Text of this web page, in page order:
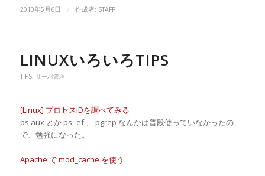
2010年5月6日 / 作成者: STAFF
LINUXいろいろTIPS
TIPS, サーバ管理
[Linux] プロセスIDを調べてみる
ps aux とか ps -ef 、 pgrep なんかは普段使っていなかったの
で、勉強になった。
Apache で mod_cache を使う